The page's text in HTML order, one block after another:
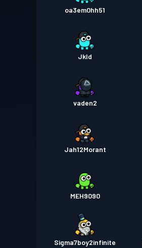
oa3em0hh51
Jkld
vaden2
Jah12Morant
MEH9090
Sigma7boy2infinite